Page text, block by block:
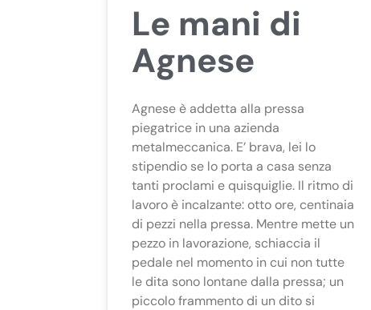
Le mani di
Agnese
Agnese è addetta alla pressa
piegatrice in una azienda
metalmeccanica. E’ brava, lei lo
stipendio se lo porta a casa senza
tanti proclami e quisquiglie. Il ritmo di
lavoro è incalzante: otto ore, centinaia
di pezzi nella pressa. Mentre mette un
pezzo in lavorazione, schiaccia il
pedale nel momento in cui non tutte
le dita sono lontane dalla pressa; un
piccolo frammento di un dito si